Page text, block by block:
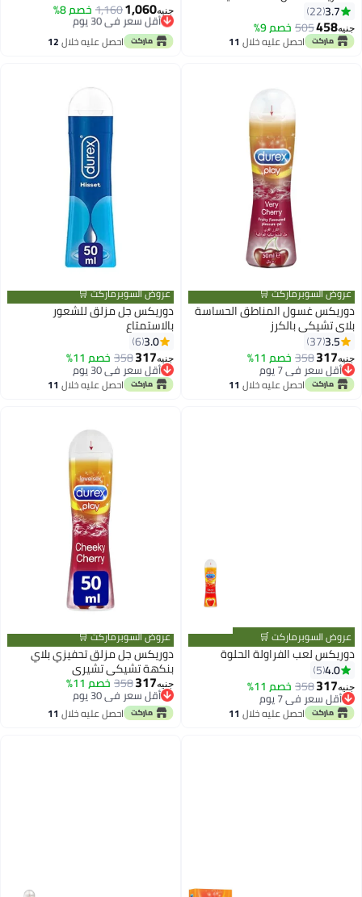
3.7
22
جنيه458
505 خصم 9%
احصل عليه خلال 11
جنيه1,060
1,160خصم 8% أقل سعر في 30 يوم
توصيل مجاني
أقل سعر في 30 يوماحصل عليه خلال12
عروض السوبرماركت 🛒
دوريكس غسول المناطق الحساسة
بلاي تشيكي بالكرز
3.5
37
جنيه317
358 خصم 11%
أقل سعر في 7 يوم
أقل سعر في 7 يوماحصل عليه خلال 11
عروض السوبرماركت 🛒
دوريكس جل مزلق للشعور
بالاستمتاع
3.0
6
جنيه317
358 خصم 11%
أقل سعر في 30 يوم
أقل سعر في 30 يوماحصل عليه خلال 11
عروض السوبرماركت 🛒
دوريكس لعب الفراولة الحلوة
4.0
5
جنيه317
358 خصم 11%
أقل سعر في 7 يوم
أقل سعر في 7 يوماحصل عليه خلال 11
عروض السوبرماركت 🛒
دوريكس جل مزلق تحفيزي بلاي
بنكهة تشيكي تشيري
جنيه317
358 خصم 11%
أقل سعر في 30 يوم
أقل سعر في 30 يوماحصل عليه خلال 11